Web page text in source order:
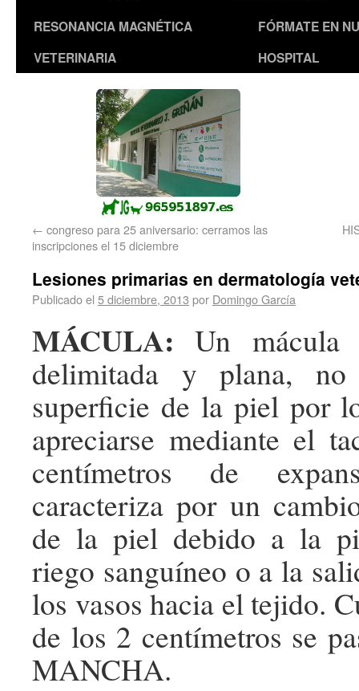
RESONANCIA MAGNÉTICA
VETERINARIA
FÓRMATE EN
HOSPITAL
← congreso para 25 aniversario: cerramos las
inscripciones el 15 diciembre
Lesiones primarias en dermatología
Publicado el 5 diciembre, 2013 por Domingo García
MÁCULA: Un mácula
delimitada y plana,
superficie de la piel por
apreciarse mediante el
centímetros de
caracteriza por un
de la piel debido a la
riego sanguíneo o a la
los vasos hacia el tejido.
de los 2 centímetros se
MANCHA.